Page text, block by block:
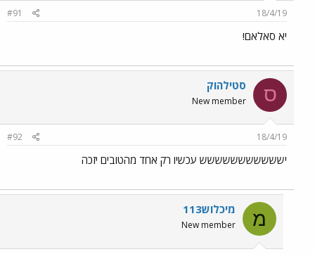
18/4/19
#91
יא סאלאם!
ס סטילהוק
New member
18/4/19
#92
יששששששששששש עכשיו רק אחד מהטובים יזכה
מ מיכלוש113
New member